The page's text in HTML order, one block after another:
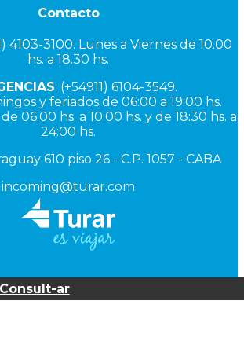
Contacto
4103-3100. Lunes a Viernes de 10.00
hs. a 18.30 hs.
: (+54911) 6104-3549.
y feriados de 06:00 a 19:00 hs.
06.00 hs. a 10:00 hs. y de 18:30 hs. a
24:00 hs.
610 piso 26 - C.P. 1057 - CABA
incoming@turar.com
Consult-ar